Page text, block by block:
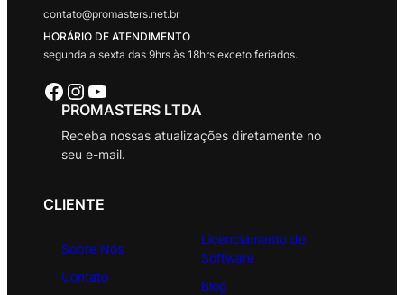
contato@promasters.net.br
HORÁRIO DE ATENDIMENTO
segunda a sexta das 9hrs às 18hrs exceto feriados.
Facebook Instagram Youtube
PROMASTERS LTDA
Receba nossas atualizações diretamente no
seu e-mail.
CLIENTE
Sobre Nós
Contato
Licenciamento de
Software
Blog